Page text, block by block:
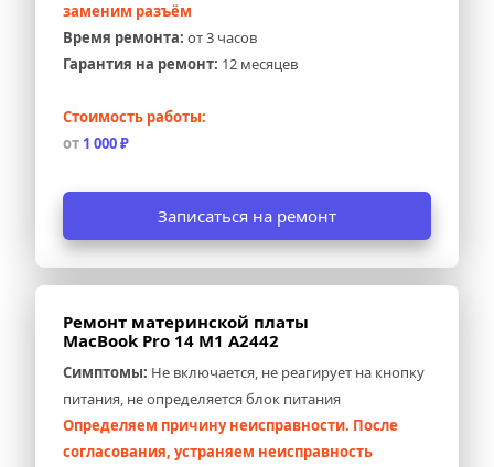
заменим разъём
Время ремонта: от 3 часов
Гарантия на ремонт: 12 месяцев
Стоимость работы:
от 1 000 ₽
Записаться на ремонт
Ремонт материнской платы
MacBook Pro 14 M1 A2442
Симптомы: Не включается, не реагирует на кнопку
питания, не определяется блок питания
Определяем причину неисправности. После
согласования, устраняем неисправность